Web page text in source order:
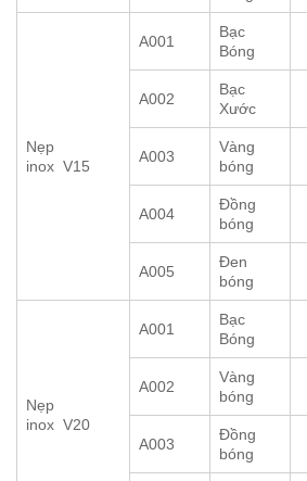
Nẹp
inox V15
A001
Bạc
Bóng
A002
Bạc
Xước
A003
Vàng
bóng
A004
Đồng
bóng
A005
Đen
bóng
Nẹp
inox V20
A001
Bạc
Bóng
A002
Vàng
bóng
A003
Đồng
bóng